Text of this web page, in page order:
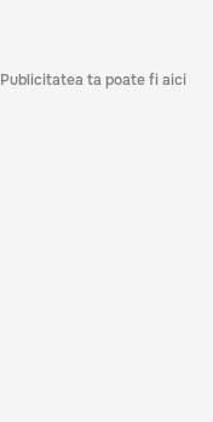
Publicitatea ta poate fi aici